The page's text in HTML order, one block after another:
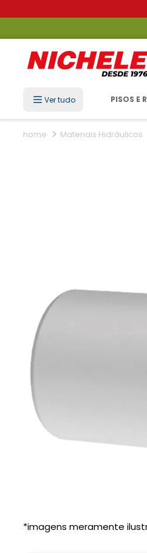
Ver tudo PISOS E
Materiais Hidráulicos